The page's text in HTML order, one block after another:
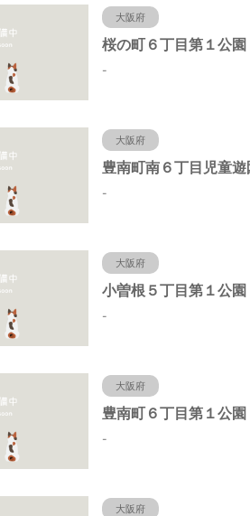
大阪府
桜の町６丁目第１公園
-
大阪府
豊南町南６丁目児童遊
-
大阪府
小曽根５丁目第１公園
-
大阪府
豊南町６丁目第１公園
-
大阪府